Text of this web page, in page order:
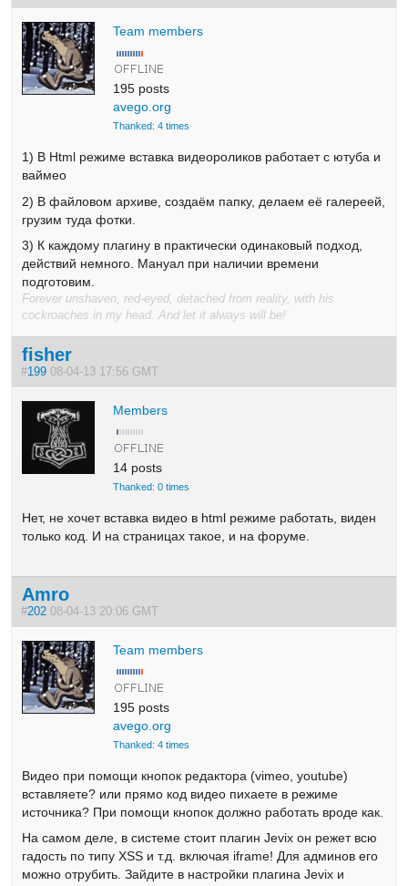
Team members
195 posts
avego.org
Thanked: 4 times
1) В Html режиме вставка видеороликов работает с ютуба и
ваймео
2) В файловом архиве, создаём папку, делаем её галереей,
грузим туда фотки.
3) К каждому плагину в практически одинаковый подход,
действий немного. Мануал при наличии времени
подготовим.
Forever unshaven, red-eyed, detached from reality, with his
cockroaches in my head. And let it always will be!
fisher
#199 08-04-13 17:56 GMT
Members
14 posts
Thanked: 0 times
Нет, не хочет вставка видео в html режиме работать, виден
только код. И на страницах такое, и на форуме.
Amro
#202 08-04-13 20:06 GMT
Team members
195 posts
avego.org
Thanked: 4 times
Видео при помощи кнопок редактора (vimeo, youtube)
вставляете? или прямо код видео пихаете в режиме
источника? При помощи кнопок должно работать вроде как.
На самом деле, в системе стоит плагин Jevix он режет всю
гадость по типу XSS и т.д. включая iframe! Для админов его
можно отрубить. Зайдите в настройки плагина Jevix и